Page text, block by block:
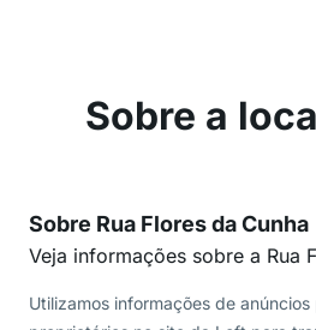
Sobre a
Sobre Rua Flores da Cunha
Veja informações sobre a Rua
Utilizamos informações de